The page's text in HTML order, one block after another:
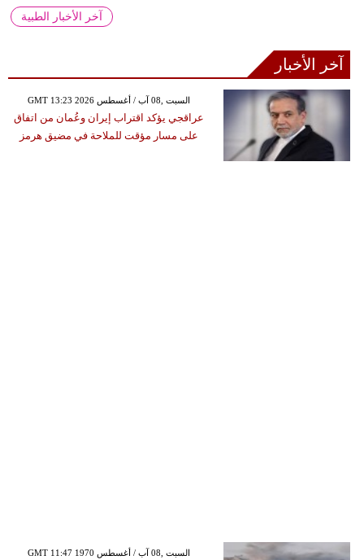
آخر الأخبار الطبية
آخر الأخبار
GMT 13:23 2026 السبت ,08 آب / أغسطس
عراقجي يؤكد اقتراب إيران وعُمان من اتفاق
على مسار مؤقت للملاحة في مضيق هرمز
GMT 11:47 1970 السبت ,08 آب / أغسطس